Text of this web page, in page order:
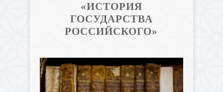
«ИСТОРИЯ
ГОСУДАРСТВА
РОССИЙСКОГО»